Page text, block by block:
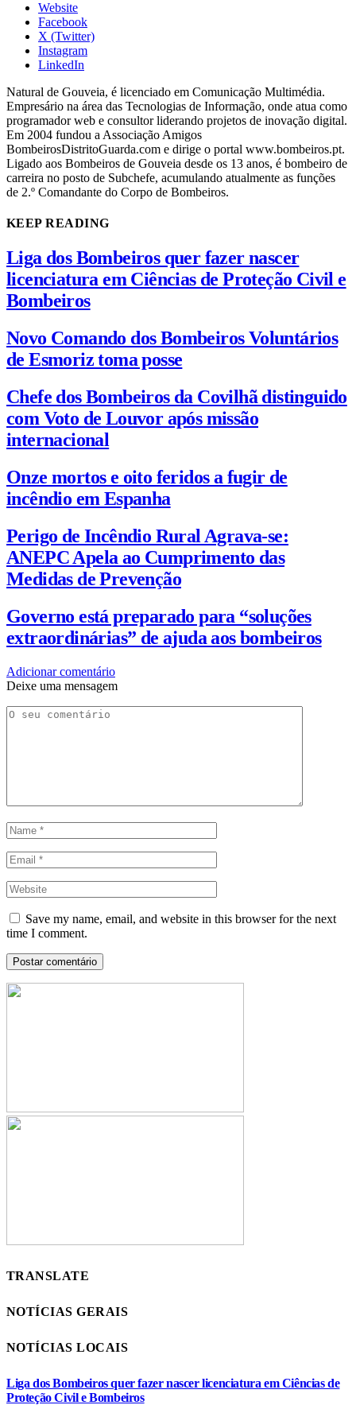
Website
Facebook
X (Twitter)
Instagram
LinkedIn
Natural de Gouveia, é licenciado em Comunicação Multimédia.
Empresário na área das Tecnologias de Informação, onde atua como
programador web e consultor liderando projetos de inovação digital.
Em 2004 fundou a Associação Amigos
BombeirosDistritoGuarda.com e dirige o portal www.bombeiros.pt.
Ligado aos Bombeiros de Gouveia desde os 13 anos, é bombeiro de
carreira no posto de Subchefe, acumulando atualmente as funções
de 2.º Comandante do Corpo de Bombeiros.
KEEP READING
Liga dos Bombeiros quer fazer nascer
licenciatura em Ciências de Proteção Civil e
Bombeiros
Novo Comando dos Bombeiros Voluntários
de Esmoriz toma posse
Chefe dos Bombeiros da Covilhã distinguido
com Voto de Louvor após missão
internacional
Onze mortos e oito feridos a fugir de
incêndio em Espanha
Perigo de Incêndio Rural Agrava-se:
ANEPC Apela ao Cumprimento das
Medidas de Prevenção
Governo está preparado para “soluções
extraordinárias” de ajuda aos bombeiros
Adicionar comentário
Deixe uma mensagem
Save my name, email, and website in this browser for the next
time I comment.
TRANSLATE
NOTÍCIAS GERAIS
NOTÍCIAS LOCAIS
Liga dos Bombeiros quer fazer nascer licenciatura em Ciências de
Proteção Civil e Bombeiros